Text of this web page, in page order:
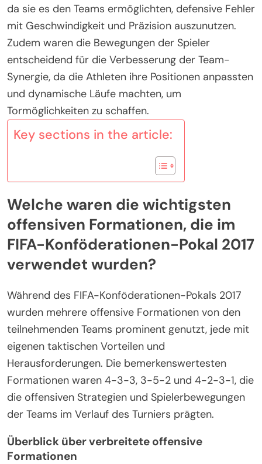
da sie es den Teams ermöglichten, defensive Fehler
mit Geschwindigkeit und Präzision auszunutzen.
Zudem waren die Bewegungen der Spieler
entscheidend für die Verbesserung der Team-
Synergie, da die Athleten ihre Positionen anpassten
und dynamische Läufe machten, um
Tormöglichkeiten zu schaffen.
Key sections in the article:
Welche waren die wichtigsten
offensiven Formationen, die im
FIFA-Konföderationen-Pokal 2017
verwendet wurden?
Während des FIFA-Konföderationen-Pokals 2017
wurden mehrere offensive Formationen von den
teilnehmenden Teams prominent genutzt, jede mit
eigenen taktischen Vorteilen und
Herausforderungen. Die bemerkenswertesten
Formationen waren 4-3-3, 3-5-2 und 4-2-3-1, die
die offensiven Strategien und Spielerbewegungen
der Teams im Verlauf des Turniers prägten.
Überblick über verbreitete offensive
Formationen